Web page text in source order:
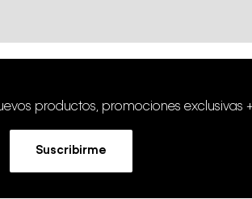
productos, promociones exclusivas
Suscribirme